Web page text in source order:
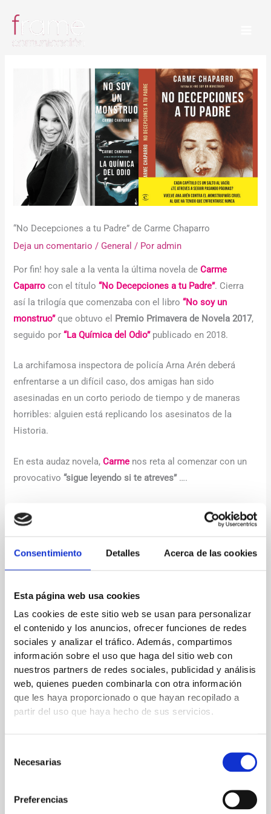
Consentimiento Detalles Acerca de las cookies
Esta página web usa cookies
Las cookies de este sitio web se usan para personalizar
el contenido y los anuncios, ofrecer funciones de redes
sociales y analizar el tráfico. Además, compartimos
información sobre el uso que haga del sitio web con
nuestros partners de redes sociales, publicidad y análisis
web, quienes pueden combinarla con otra información
que les haya proporcionado o que hayan recopilado a
partir del uso que haya hecho de sus servicios.
Necesarias
Preferencias
contenido
“No Decepciones a tu Padre” de Carme Chaparro
Deja un comentario / General / Poradmin
Por fin! hoy sale a la venta la última novela deCarme
Caparro con el título“No Decepciones a tu Padre”. Cierra
así la trilogía que comenzaba con el libro“No soy un
monstruo”que obtuvo el Premio Primavera de Novela 2017,
seguido por“La Química del Odio”publicado en 2018.
La archifamosa inspectora de policía Arna Arén deberá
enfrentarse a un difícil caso, dos amigas han sido
asesinadas en un corto periodo de tiempo y de maneras
horribles: alguien está replicando los asesinatos de la
Historia.
En esta audaz novela,Carme nos reta al comenzar con un
provocativo“sigue leyendo si te atreves”….
←Entrada anterior Entrada siguiente→
Deja un comentario
Tu dirección de correo electrónico no será publicada. Los
campos obligatorios están marcados con*
aquí...